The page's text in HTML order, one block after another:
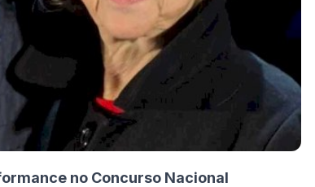
no Concurso Nacional